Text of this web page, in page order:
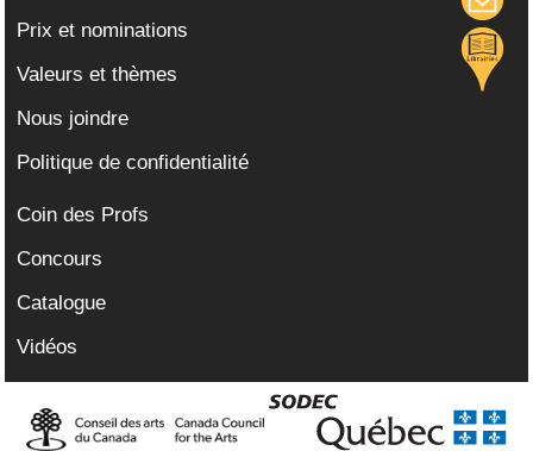
Prix et nominations
Valeurs et thèmes
Nous joindre
Politique de confidentialité
Coin des Profs
Concours
Catalogue
Vidéos